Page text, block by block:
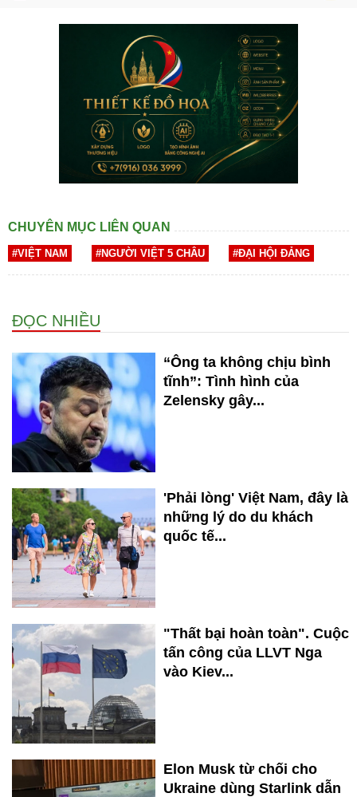
CHUYÊN MỤC LIÊN QUAN
#VIỆT NAM #NGƯỜI VIỆT 5 CHÂU #ĐẠI HỘI ĐẢNG
ĐỌC NHIỀU
“Ông ta không chịu bình
tĩnh”: Tình hình của
Zelensky gây...
'Phải lòng' Việt Nam, đây là
những lý do du khách
quốc tế...
"Thất bại hoàn toàn". Cuộc
tấn công của LLVT Nga
vào Kiev...
Elon Musk từ chối cho
Ukraine dùng Starlink dẫn